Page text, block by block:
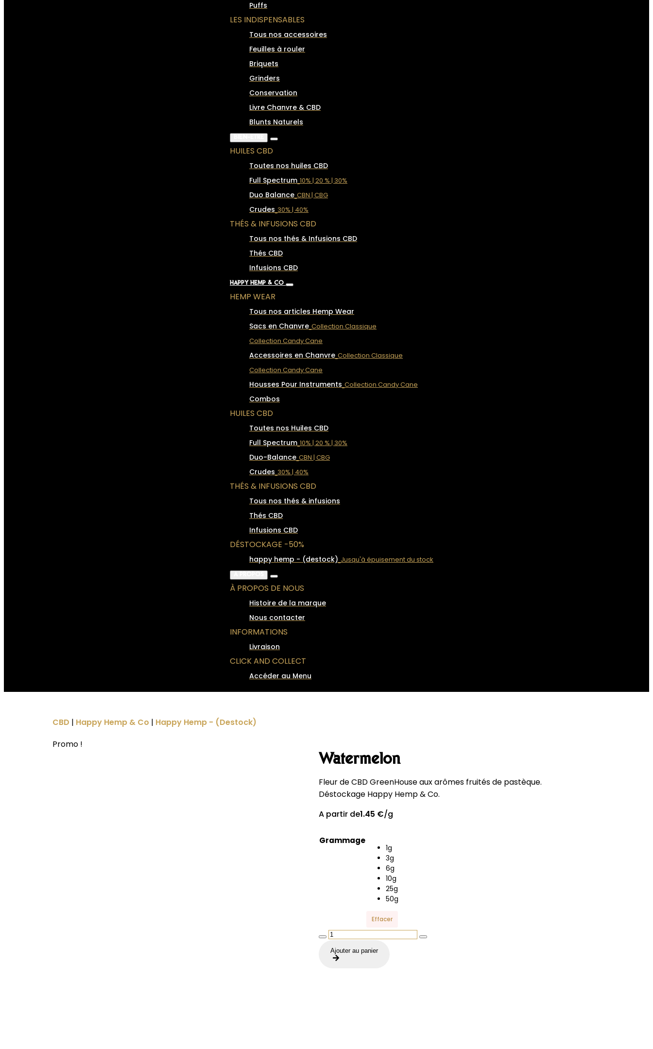
Puffs
LES INDISPENSABLES
Tous nos accessoires
Feuilles à rouler
Briquets
Grinders
Conservation
Livre Chanvre & CBD
Blunts Naturels
HUILES CBD
Toutes nos huiles CBD
Full Spectrum 10% | 20 % | 30%
Duo Balance CBN | CBG
Crudes 30% | 40%
THÉS & INFUSIONS CBD
Tous nos thés & Infusions CBD
Thés CBD
Infusions CBD
HAPPY HEMP & CO
HEMP WEAR
Tous nos articles Hemp Wear
Sacs en Chanvre Collection Classique
Collection Candy Cane
Accessoires en Chanvre Collection Classique
Collection Candy Cane
Housses Pour Instruments Collection Candy Cane
Combos
HUILES CBD
Toutes nos Huiles CBD
Full Spectrum 10% | 20 % | 30%
Duo-Balance CBN | CBG
Crudes 30% | 40%
THÉS & INFUSIONS CBD
Tous nos thés & infusions
Thés CBD
Infusions CBD
DÉSTOCKAGE -50%
happy hemp - (destock) Jusqu'à épuisement du stock
À PROPOS DE NOUS
Histoire de la marque
Nous contacter
INFORMATIONS
Livraison
CLICK AND COLLECT
Accéder au Menu
CBD | Happy Hemp & Co | Happy Hemp - (Destock)
Promo !
Watermelon
Fleur de CBD GreenHouse aux arômes fruités de pastèque.
Déstockage Happy Hemp & Co.
A partir de1.45 €/g
Grammage
1g
3g
6g
10g
25g
50g
Effacer
quantité
Watermelon
Ajouter au panier